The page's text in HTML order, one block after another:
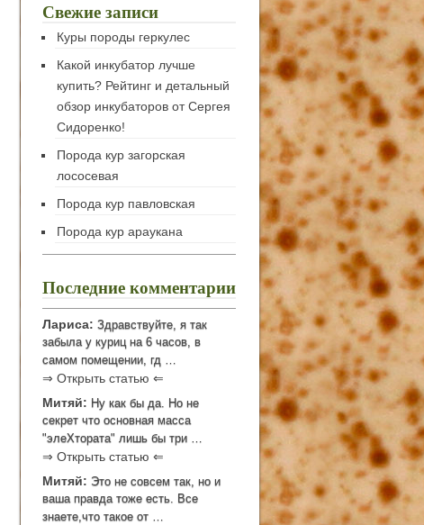
Свежие записи
Куры породы геркулес
Какой инкубатор лучше
купить? Рейтинг и детальный
обзор инкубаторов от Сергея
Сидоренко!
Порода кур загорская
лососевая
Порода кур павловская
Порода кур араукана
Последние комментарии
Лариса: Здравствуйте, я так
забыла у куриц на 6 часов, в
самом помещении, гд …
⇒ Открыть статью ⇐
Митяй: Ну как бы да. Но не
секрет что основная масса
"элеХтората" лишь бы три …
⇒ Открыть статью ⇐
Митяй: Это не совсем так, но и
ваша правда тоже есть. Все
знаете,что такое от …